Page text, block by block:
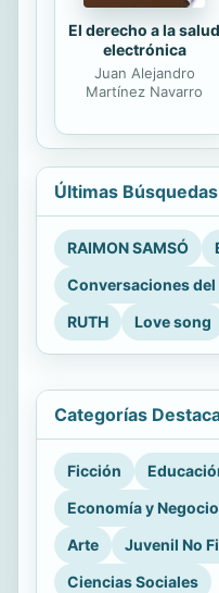
El derecho a la salud
electrónica
Juan Alejandro
Martínez Navarro
Últimas Búsquedas
RAIMON SAMSÓ
Conversaciones
RUTH
Love song
Categorías
Ficción
Economía y
Arte
Juvenil No
Ciencias Sociales